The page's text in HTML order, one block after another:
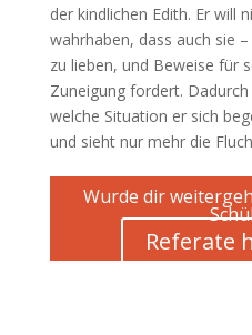
der kindlichen Edith. Er will
wahrhaben, dass auch sie
zu lieben, und Beweise für
Zuneigung fordert.
welche Situation er sich
und sieht nur mehr die
Wurde dir
Referate